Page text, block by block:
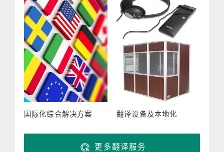
国际化综合解决方案 翻译设备及本地化
更多翻译服务